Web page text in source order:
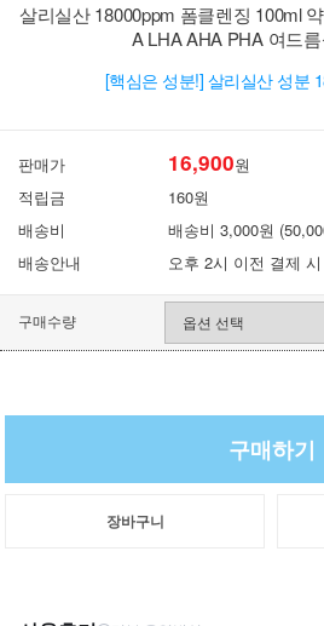
살리실산 18000ppm 폼클렌징 100ml
A LHA AHA PHA 여드
[핵심은 성분!] 살리실산 성분
판매가 16,900원
적립금
160원
배송비
배송비 3,000원
배송안내
오후 2시 이전 결제
구매수량
구매하기
장바구니